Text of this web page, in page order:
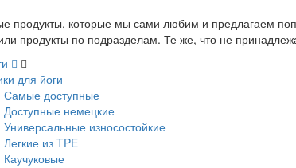
продукты, которые мы сами любим и предлагаем
продукты по подразделам. Те же, что не
для йоги
Самые доступные
Доступные немецкие
Универсальные износостойкие
Легкие из TPE
Каучуковые